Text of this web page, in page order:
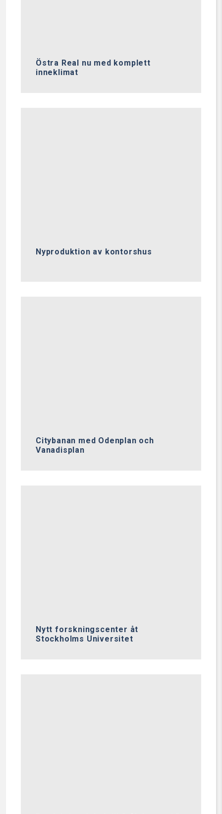
Östra Real nu med komplett
inneklimat
Nyproduktion av kontorshus
Citybanan med Odenplan och
Vanadisplan
Nytt forskningscenter åt
Stockholms Universitet